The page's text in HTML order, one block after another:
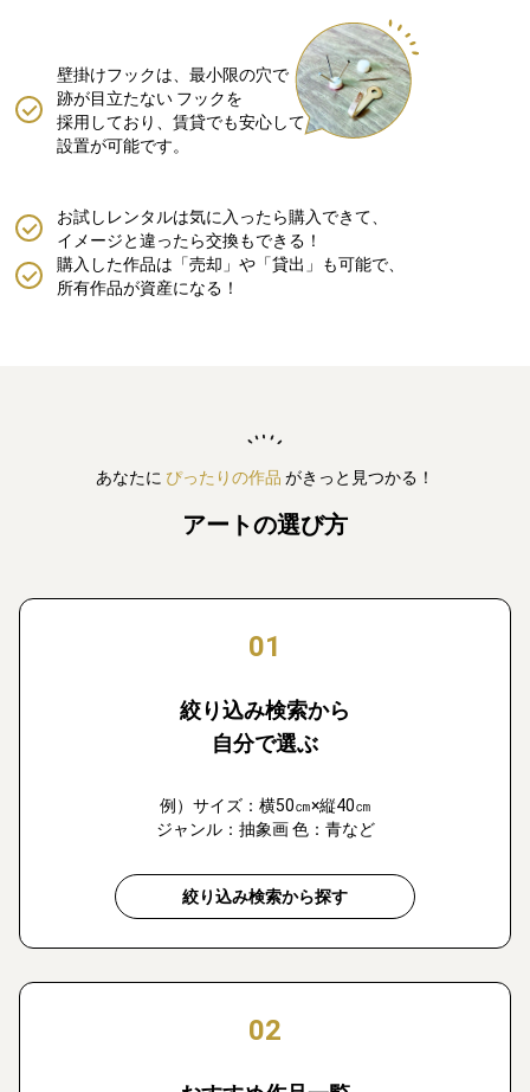
壁掛けフックは、最小限の穴で
跡が目立たない フックを
採用しており、賃貸でも安心して
設置が可能です。
購入した作品は「売却」や「貸出」も可能で、
所有作品が資産になる！
お試しレンタルは気に入ったら購入できて、
イメージと違ったら交換もできる！
あなたに ぴったりの作品 がきっと見つかる！
アートの選び方
01
絞り込み検索から
自分で選ぶ
例）サイズ：横50㎝×縦40㎝
ジャンル：抽象画 色：青など
絞り込み検索から探す
02